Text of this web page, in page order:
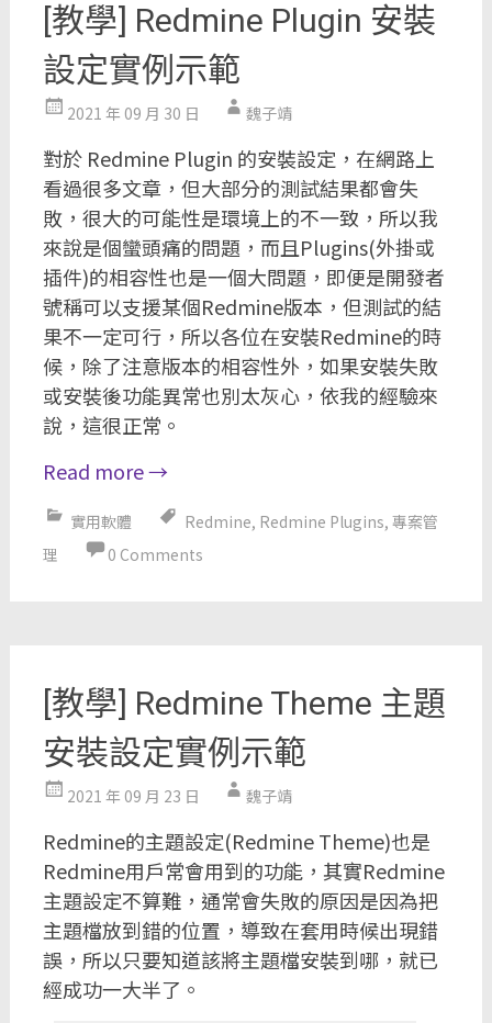
[教學] Redmine Plugin 安裝
設定實例示範
2021 年 09 月 30 日 魏子靖
對於 Redmine Plugin 的安裝設定，在網路上
看過很多文章，但大部分的測試結果都會失
敗，很大的可能性是環境上的不一致，所以我
來說是個蠻頭痛的問題，而且Plugins(外掛或
插件)的相容性也是一個大問題，即便是開發者
號稱可以支援某個Redmine版本，但測試的結
果不一定可行，所以各位在安裝Redmine的時
候，除了注意版本的相容性外，如果安裝失敗
或安裝後功能異常也別太灰心，依我的經驗來
說，這很正常。
Read more→
實用軟體 Redmine, Redmine Plugins, 專案管
理
0 Comments
[教學] Redmine Theme 主題
安裝設定實例示範
2021 年 09 月 23 日 魏子靖
Redmine的主題設定(Redmine Theme)也是
Redmine用戶常會用到的功能，其實Redmine
主題設定不算難，通常會失敗的原因是因為把
主題檔放到錯的位置，導致在套用時候出現錯
誤，所以只要知道該將主題檔安裝到哪，就已
經成功一大半了。